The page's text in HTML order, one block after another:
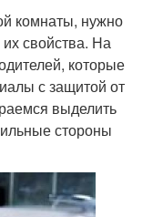
комнаты, нужно
свойства. На
которые
с защитой от
выделить
стороны